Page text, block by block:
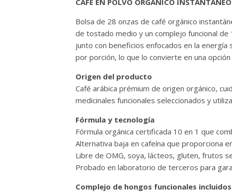
CAFÉ EN POLVO ORGÁNICO
Bolsa de 28 onzas de café orgánico
de tostado medio y un complejo funcional
junto con beneficios enfocados en la
por porción, lo que lo convierte en una
Origen del producto
Café arábica prémium de origen orgánico,
medicinales funcionales seleccionados y
Fórmula y tecnología
Fórmula orgánica certificada 10 en 1 que
Alternativa baja en cafeína que proporciona
Libre de OMG, soya, lácteos, gluten, frutos
Probado en laboratorio de terceros para
Complejo de hongos funcionales incluidos